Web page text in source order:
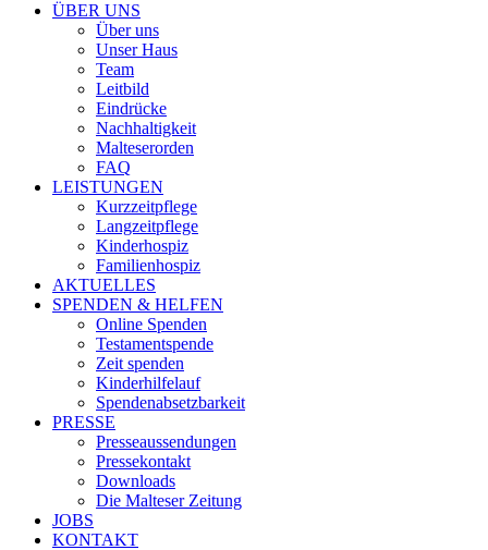
ÜBER UNS
Über uns
Unser Haus
Team
Leitbild
Eindrücke
Nachhaltigkeit
Malteserorden
FAQ
LEISTUNGEN
Kurzzeitpflege
Langzeitpflege
Kinderhospiz
Familienhospiz
AKTUELLES
SPENDEN & HELFEN
Online Spenden
Testamentspende
Zeit spenden
Kinderhilfelauf
Spendenabsetzbarkeit
PRESSE
Presseaussendungen
Pressekontakt
Downloads
Die Malteser Zeitung
JOBS
KONTAKT